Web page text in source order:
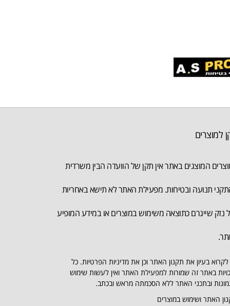
למוצרים
המוצגים באתר אין תקן של הוועדה הבין משרדית
תנועה ובטיחות. מפעילת האתר לא תישא באחריות
נזק שייגרם כתוצאה משימוש במוצרים או במידע המופיע
בעיון את תקנון האתר וכן את מדיניות הפרטיות. כל
באתר זה שמורות למפעילת האתר ואין לעשות שימוש
ובתכני האתר ללא הסכמתה מראש ובכתב.
האתר ושימוש במוצרים